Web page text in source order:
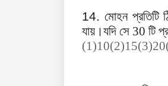
14.মোহন
যায়।যদি সে 30 টি